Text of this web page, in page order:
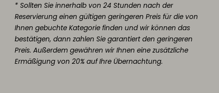
* Sollten Sie innerhalb von 24 Stunden nach der
Reservierung einen gültigen geringeren Preis für die von
Ihnen gebuchte Kategorie finden und wir können das
bestätigen, dann zahlen Sie garantiert den geringeren
Preis. Außerdem gewähren wir Ihnen eine zusätzliche
Ermäßigung von 20% auf Ihre Übernachtung.